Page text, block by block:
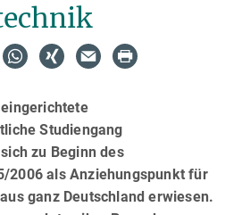
Studiengang
zu Beginn des
2006 als Anziehungspunkt für
ganz Deutschland erwiesen.